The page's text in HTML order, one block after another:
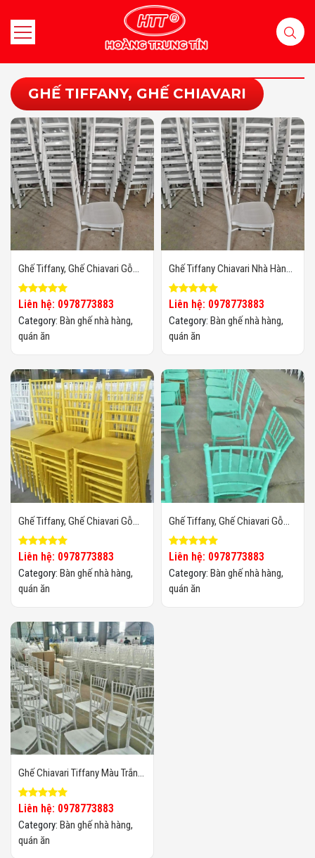
GHẾ TIFFANY, GHẾ CHIAVARI
Ghế Tiffany, Ghế Chiavari Gỗ
Trắng
Liên hệ: 0978773883
Category: Bàn ghế nhà hàng,
quán ăn
Ghế Tiffany Chiavari Nhà Hàng
Tiệc Cưới
Liên hệ: 0978773883
Category: Bàn ghế nhà hàng,
quán ăn
Ghế Tiffany, Ghế Chiavari Gỗ
Vàng
Liên hệ: 0978773883
Category: Bàn ghế nhà hàng,
quán ăn
Ghế Tiffany, Ghế Chiavari Gỗ
Xanh
Liên hệ: 0978773883
Category: Bàn ghế nhà hàng,
quán ăn
Ghế Chiavari Tiffany Màu Trắng
Nhập Khẩu
Liên hệ: 0978773883
Category: Bàn ghế nhà hàng,
quán ăn